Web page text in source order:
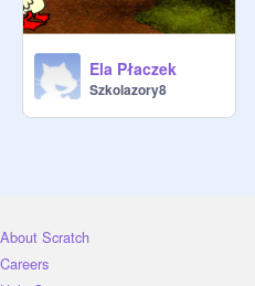
Ela Płaczek
Szkolazory8
About Scratch
Careers